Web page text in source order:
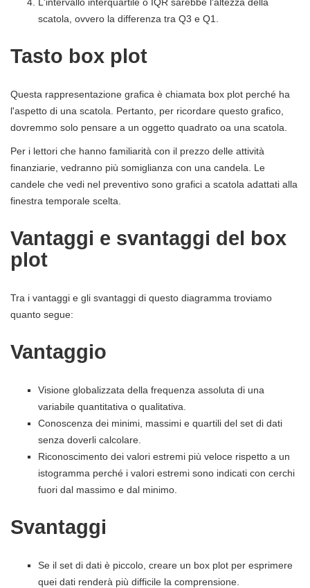
scatola, ovvero la differenza tra Q3 e Q1.
Tasto box plot
Questa rappresentazione grafica è chiamata box plot perché ha
l'aspetto di una scatola. Pertanto, per ricordare questo grafico,
dovremmo solo pensare a un oggetto quadrato oa una scatola.
Per i lettori che hanno familiarità con il prezzo delle attività
finanziarie, vedranno più somiglianza con una candela. Le
candele che vedi nel preventivo sono grafici a scatola adattati alla
finestra temporale scelta.
Vantaggi e svantaggi del box
plot
Tra i vantaggi e gli svantaggi di questo diagramma troviamo
quanto segue:
Vantaggio
Visione globalizzata della frequenza assoluta di una
variabile quantitativa o qualitativa.
Conoscenza dei minimi, massimi e quartili del set di dati
senza doverli calcolare.
Riconoscimento dei valori estremi più veloce rispetto a un
istogramma perché i valori estremi sono indicati con cerchi
fuori dal massimo e dal minimo.
Svantaggi
Se il set di dati è piccolo, creare un box plot per esprimere
quei dati renderà più difficile la comprensione.